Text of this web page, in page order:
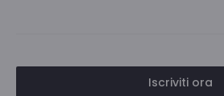
Iscriviti ora